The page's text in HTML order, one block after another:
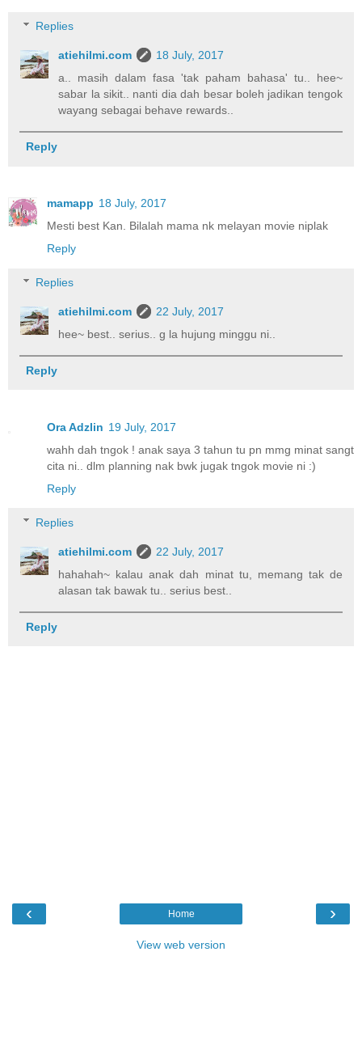
Replies
atiehilmi.com
18 July, 2017
a.. masih dalam fasa 'tak paham bahasa' tu.. hee~
sabar la sikit.. nanti dia dah besar boleh jadikan tengok
wayang sebagai behave rewards..
Reply
mamapp 18 July, 2017
Mesti best Kan. Bilalah mama nk melayan movie niplak
Reply
Replies
atiehilmi.com
22 July, 2017
hee~ best.. serius.. g la hujung minggu ni..
Reply
Ora Adzlin 19 July, 2017
wahh dah tngok ! anak saya 3 tahun tu pn mmg minat sangt
cita ni.. dlm planning nak bwk jugak tngok movie ni :)
Reply
Replies
atiehilmi.com
22 July, 2017
hahahah~ kalau anak dah minat tu, memang tak de
alasan tak bawak tu.. serius best..
Reply
‹ ›
Home
View web version